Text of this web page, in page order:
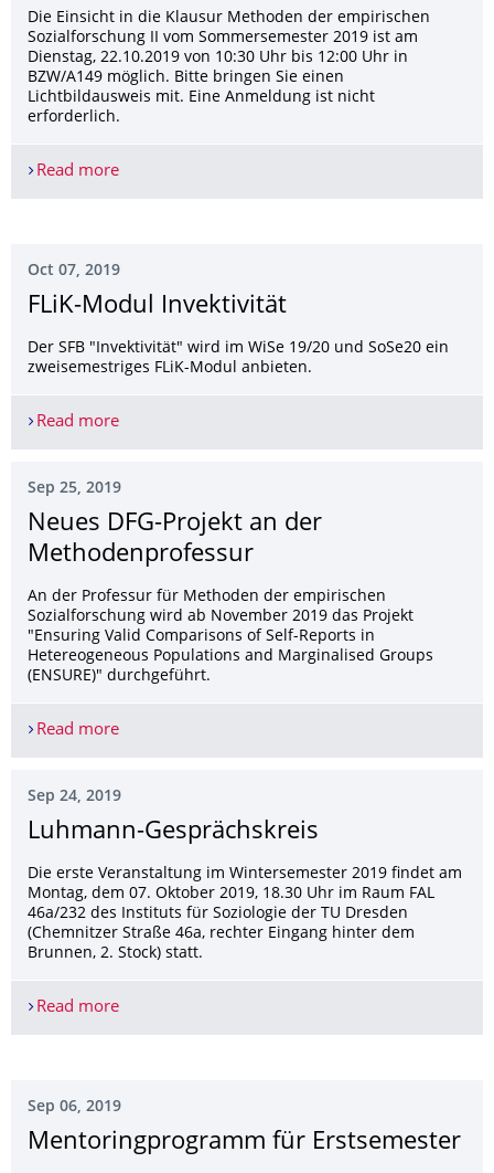
Die Einsicht in die Klausur Methoden der empirischen
Sozialforschung II vom Sommersemester 2019 ist am
Dienstag, 22.10.2019 von 10:30 Uhr bis 12:00 Uhr in
BZW/A149 möglich. Bitte bringen Sie einen
Lichtbildausweis mit. Eine Anmeldung ist nicht
erforderlich.
Read moreKlausureinsicht Methoden II
Oct 07, 2019
FLiK-Modul Invektivität
Der SFB "Invektivität" wird im WiSe 19/20 und SoSe20 ein
zweisemestriges FLiK-Modul anbieten.
Read moreFLiK-Modul Invektivität
Sep 25, 2019
Neues DFG-Projekt an der
Methodenprofessur
An der Professur für Methoden der empirischen
Sozialforschung wird ab November 2019 das Projekt
"Ensuring Valid Comparisons of Self-Reports in
Hetereogeneous Populations and Marginalised Groups
(ENSURE)" durchgeführt.
Read moreNeues DFG-Projekt an der Methodenprofessur
Sep 24, 2019
Luhmann-Gesprächskreis
Die erste Veranstaltung im Wintersemester 2019 findet am
Montag, dem 07. Oktober 2019, 18.30 Uhr im Raum FAL
46a/232 des Instituts für Soziologie der TU Dresden
(Chemnitzer Straße 46a, rechter Eingang hinter dem
Brunnen, 2. Stock) statt.
Read moreLuhmann-Gesprächskreis
Sep 06, 2019
Mentoringprogramm für Erstsemester